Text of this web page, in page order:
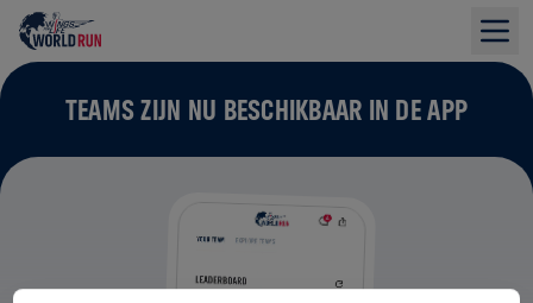
TEAMS ZIJN NU BESCHIKBAAR IN DE APP